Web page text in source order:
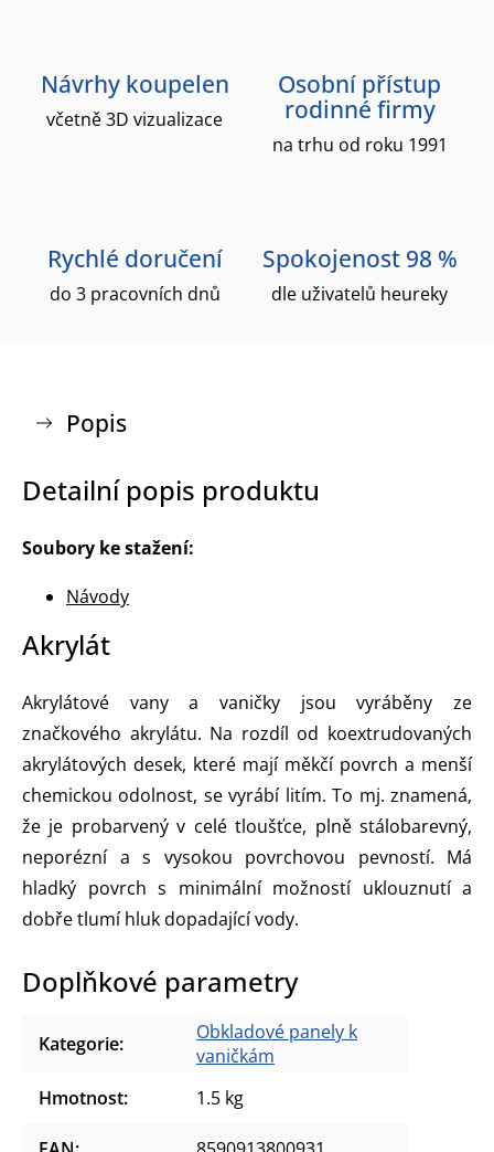
Návrhy koupelen
včetně 3D vizualizace
Osobní přístup
rodinné firmy
na trhu od roku 1991
Rychlé doručení
do 3 pracovních dnů
Spokojenost 98 %
dle uživatelů heureky
Popis
Detailní popis produktu
Soubory ke stažení:
Návody
Akrylát
Akrylátové vany a vaničky jsou vyráběny ze
značkového akrylátu. Na rozdíl od koextrudovaných
akrylátových desek, které mají měkčí povrch a menší
chemickou odolnost, se vyrábí litím. To mj. znamená,
že je probarvený v celé tloušťce, plně stálobarevný,
neporézní a s vysokou povrchovou pevností. Má
hladký povrch s minimální možností uklouznutí a
dobře tlumí hluk dopadající vody.
Doplňkové parametry
Kategorie:
Obkladové panely k
vaničkám
Hmotnost: 1.5 kg